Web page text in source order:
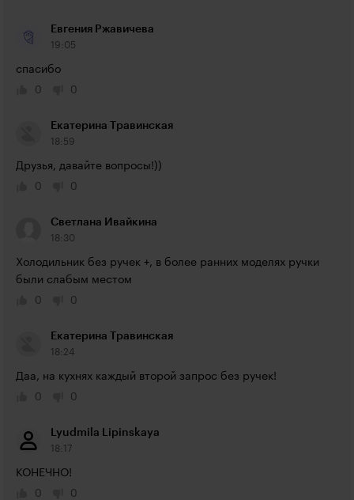
Евгения Ржавичева
19:05
спасибо
0
0
Екатерина Травинская
18:59
Друзья, давайте вопросы!))
0
0
Светлана Ивайкина
18:30
Холодильник без ручек +, в более ранних моделях ручки
были слабым местом
0
0
Екатерина Травинская
18:24
Даа, на кухнях каждый второй запрос без ручек!
0
0
Lyudmila Lipinskaya
18:17
КОНЕЧНО!
0
0